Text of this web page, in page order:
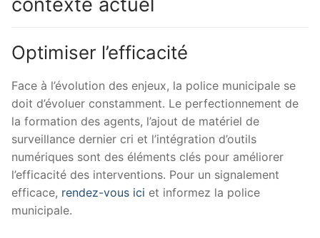
Optimiser l’efficacité
Face à l’évolution des enjeux, la police municipale se
doit d’évoluer constamment. Le perfectionnement de
la formation des agents, l’ajout de matériel de
surveillance dernier cri et l’intégration d’outils
numériques sont des éléments clés pour améliorer
l’efficacité des interventions. Pour un signalement
efficace, rendez-vous ici et informez la police
municipale.